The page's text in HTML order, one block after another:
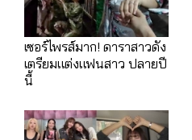
เซอร์ไพรส์มาก! ดาราสาวดัง
เตรียมแต่งแฟนสาว ปลายปี
นี้